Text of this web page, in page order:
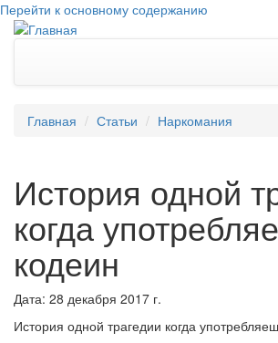
Перейти к основному содержанию
Главная Статьи Наркомания
История одной
когда
кодеин
Дата: 28 декабря 2017 г.
История одной трагедии когда